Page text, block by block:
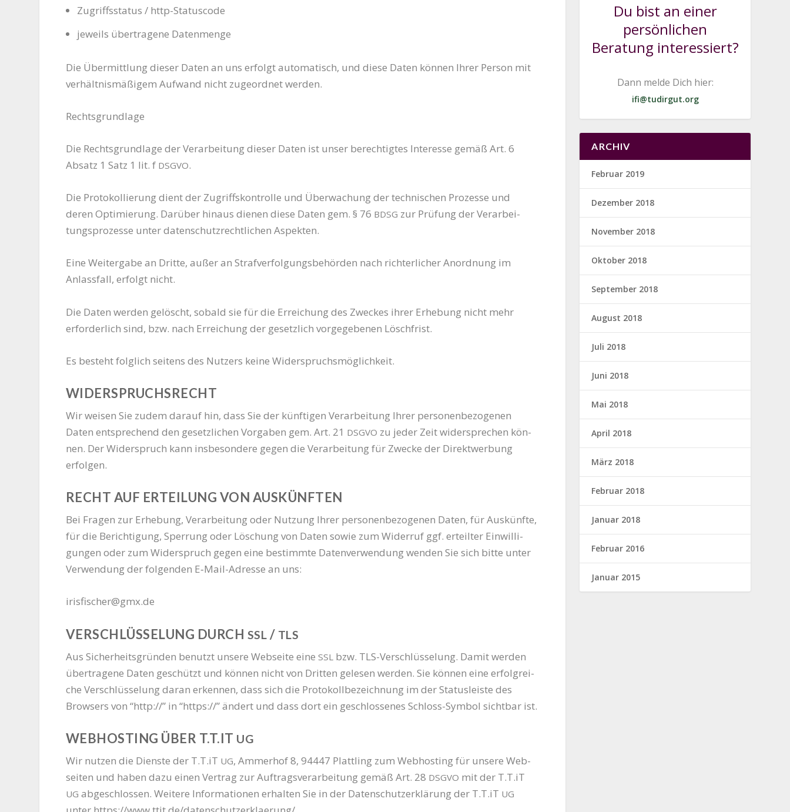
Zugriffs­sta­tus / http-Statuscode
jeweils über­tra­ge­ne Datenmenge
Die Über­mitt­lung die­ser Daten an uns erfolgt auto­ma­tisch, und die­se Daten kön­nen Ihrer Per­son mit
ver­hält­nis­mä­ßi­gem Auf­wand nicht zuge­ord­net werden.
Rechts­grund­la­ge
Die Rechts­grund­la­ge der Ver­ar­bei­tung die­ser Daten ist unser berech­tig­tes Inter­es­se gemäß Art. 6
Absatz 1 Satz 1 lit. f DSGVO.
Die Pro­to­kol­lie­rung dient der Zugriffs­kon­trol­le und Über­wa­chung der tech­ni­schen Pro­zes­se und
deren Opti­mie­rung. Dar­über hin­aus die­nen die­se Daten gem. § 76 BDSG zur Prü­fung der Ver­ar­bei­
tungs­pro­zes­se unter daten­schutz­recht­li­chen Aspekten.
Eine Wei­ter­ga­be an Drit­te, außer an Straf­ver­fol­gungs­be­hör­den nach rich­ter­li­cher Anord­nung im
Anlass­fall, erfolgt nicht.
Die Daten wer­den gelöscht, sobald sie für die Errei­chung des Zwe­ckes ihrer Erhe­bung nicht mehr
erfor­der­lich sind, bzw. nach Errei­chung der gesetz­lich vor­ge­ge­be­nen Löschfrist.
Es besteht folg­lich sei­tens des Nut­zers kei­ne Widerspruchsmöglichkeit.
WIDERSPRUCHSRECHT
Wir wei­sen Sie zudem dar­auf hin, dass Sie der künf­ti­gen Ver­ar­bei­tung Ihrer per­so­nen­be­zo­ge­nen
Daten ent­spre­chend den gesetz­li­chen Vor­ga­ben gem. Art. 21 DSGVO zu jeder Zeit wider­spre­chen kön­
nen. Der Wider­spruch kann ins­be­son­de­re gegen die Ver­ar­bei­tung für Zwe­cke der Direkt­wer­bung
erfolgen.
RECHT AUF ERTEILUNG VON AUSKÜNFTEN
Bei Fra­gen zur Erhe­bung, Ver­ar­bei­tung oder Nut­zung Ihrer per­so­nen­be­zo­ge­nen Daten, für Aus­künf­te,
für die Berich­ti­gung, Sper­rung oder Löschung von Daten sowie zum Wider­ruf ggf. erteil­ter Ein­wil­li­
gun­gen oder zum Wider­spruch gegen eine bestimm­te Daten­ver­wen­dung wen­den Sie sich bit­te unter
Ver­wen­dung der fol­gen­den E‑Mail-Adres­se an uns:
irisfischer@gmx.de
VERSCHLÜSSELUNG DURCH SSL / TLS
Aus Sicher­heits­grün­den benutzt unse­re Web­sei­te eine SSL bzw. TLS-Ver­schlüs­se­lung. Damit wer­den
über­tra­ge­ne Daten geschützt und kön­nen nicht von Drit­ten gele­sen wer­den. Sie kön­nen eine erfolg­rei­
che Ver­schlüs­se­lung dar­an erken­nen, dass sich die Pro­to­koll­be­zeich­nung im der Sta­tus­leis­te des
Brow­sers von “http://” in “https://” ändert und dass dort ein geschlos­se­nes Schloss-Sym­bol sicht­bar ist.
WEBHOSTING ÜBER T.T.IT UG
Wir nut­zen die Diens­te der T.T.iT UG, Ammer­hof 8, 94447 Platt­ling zum Web­hos­ting für unse­re Web­
sei­ten und haben dazu einen Ver­trag zur Auf­trags­ver­ar­bei­tung gemäß Art. 28 DSGVO mit der T.T.iT
UG abge­schlos­sen. Wei­te­re Infor­ma­tio­nen erhal­ten Sie in der Daten­schutz­er­klä­rung der T.T.iT UG
Du bist an einer
persönlichen
Beratung interessiert?
Dann melde Dich hier:
ifi@tudirgut.org
ARCHIV
Februar 2019
Dezember 2018
November 2018
Oktober 2018
September 2018
August 2018
Juli 2018
Juni 2018
Mai 2018
April 2018
März 2018
Februar 2018
Januar 2018
Februar 2016
Januar 2015